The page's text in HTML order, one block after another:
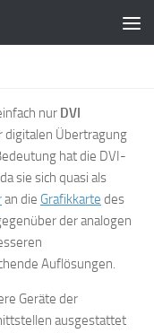
nur DVI
digitalen Übertragung
hat die DVI-
sie sich quasi als
an die Grafikkarte des
der analogen
Auflösungen.
Geräte der
ausgestattet